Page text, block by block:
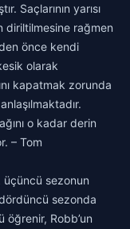
Saçlarının yarısı
diriltilmesine rağmen
önce kendi
olarak
kapatmak zorunda
o kadar derin
– Tom
sezonun
sezonda
Robb’un